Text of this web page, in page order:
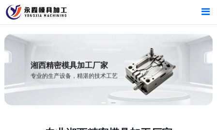
首页
产品中心
新闻中心
首页
产品中心
新闻中心
湘西精密模具加工厂家
专业的生产设备，精湛的技术工艺